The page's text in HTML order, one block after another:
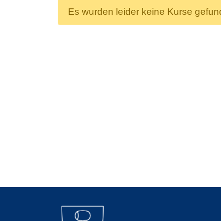
Es wurden leider keine Kurse